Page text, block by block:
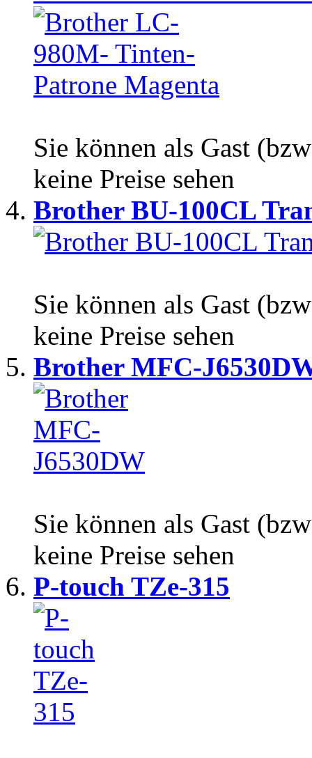
Sie können als Gast
keine Preise sehen
Brother BU-100CL
Sie können als Gast
keine Preise sehen
Brother MFC-
Sie können als Gast
keine Preise sehen
P-touch TZe-315